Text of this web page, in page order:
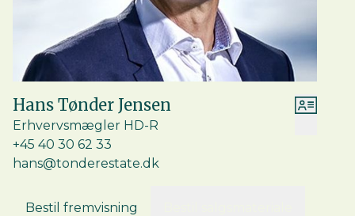
Hans Tønder Jensen
Erhvervsmægler HD-R
+45 40 30 62 33
hans@tonderestate.dk
Bestil fremvisning